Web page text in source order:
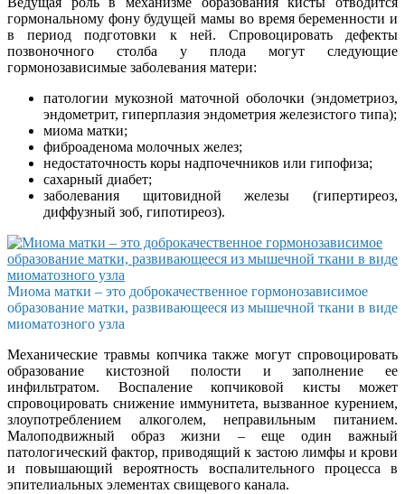
гормональному фону будущей мамы во время беременности и
в период подготовки к ней. Спровоцировать дефекты
позвоночного столба у плода могут следующие
гормонозависимые заболевания матери:
патологии мукозной маточной оболочки (эндометриоз,
эндометрит, гиперплазия эндометрия железистого типа);
миома матки;
фиброаденома молочных желез;
недостаточность коры надпочечников или гипофиза;
сахарный диабет;
заболевания щитовидной железы (гипертиреоз,
диффузный зоб, гипотиреоз).
Миома матки – это доброкачественное гормонозависимое
образование матки, развивающееся из мышечной ткани в виде
миоматозного узла
Механические травмы копчика также могут спровоцировать
образование кистозной полости и заполнение ее
инфильтратом. Воспаление копчиковой кисты может
спровоцировать снижение иммунитета, вызванное курением,
злоупотреблением алкоголем, неправильным питанием.
Малоподвижный образ жизни – еще один важный
патологический фактор, приводящий к застою лимфы и крови
и повышающий вероятность воспалительного процесса в
эпителиальных элементах свищевого канала.